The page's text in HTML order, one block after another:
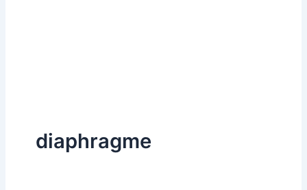
diaphragme